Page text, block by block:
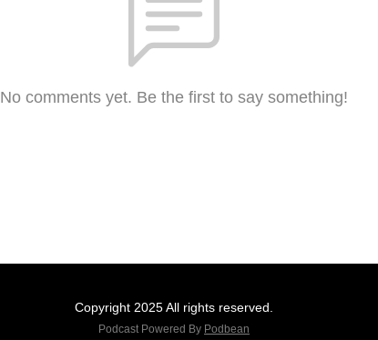
No comments yet. Be the first to say something!
Copyright 2025 All rights reserved.
Podcast Powered By Podbean